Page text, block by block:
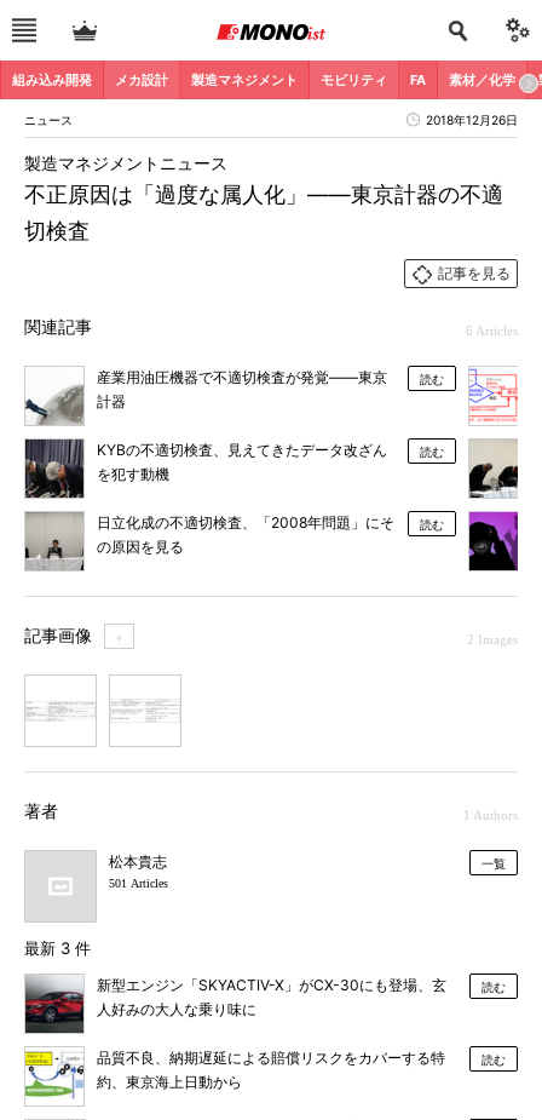
組み込み開発 メカ設計 製造マネジメント モビリティ FA 素材／化学
ニュース 2018年12月26日
不正原因は「過度な属人化」――東京計器の不適
切検査
製造マネジメントニュース
記事を見る
関連記事 6 Articles
産業用油圧機器で不適切検査が発覚――東京
計器
読む
KYBの不適切検査、見えてきたデータ改ざん
を犯す動機
読む
日立化成の不適切検査、「2008年問題」にそ
の原因を見る
読む
記事画像 ＋ 2 Images
著者 1 Authors
松本貴志
501 Articles
一覧
最新 3 件
新型エンジン「SKYACTIV-X」がCX-30にも登場、玄
人好みの大人な乗り味に
読む
品質不良、納期遅延による賠償リスクをカバーする特
約、東京海上日動から
読む